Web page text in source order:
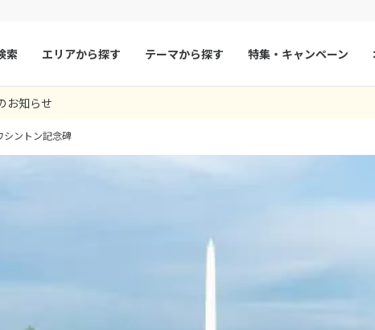
索 エリアから探す
オーストリア
テーマから探す 特集・キャンペーン
お知らせ
シントン記念碑